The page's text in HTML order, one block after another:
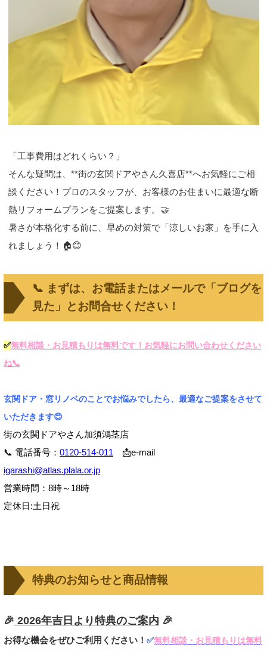
「工事費用はどれくらい？」
そんな疑問は、**街の玄関ドアやさん久喜店**へお気軽にご相
談ください！プロのスタッフが、お客様のお住まいに最適な断
熱リフォームプランをご提案します。🤝
暑さが本格化する前に、早めの対策で「涼しいお家」を手に入
れましょう！🏠😊
📞 まずは、お電話またはメールで「ブログを
見た」とお問合せください！
✅無料相談・お見積もりは無料です！お気軽にお問い合わせください
ね📞
玄関ドア・窓リノベのことでお悩みでしたら、最適なご提案をさせて
いただきます😊
街の玄関ドアやさん加須鴻茎店
📞 電話番号： 0120-514-011 📩e-mail
igarashi@atlas.plala.or.jp
営業時間：8時～18時
定休日:土日祝
特典のお知らせと商品情報
🎉 2026年吉日より特典のご案内 🎉
お得な機会をぜひご利用ください！ ✅無料相談・お見積もりは無料